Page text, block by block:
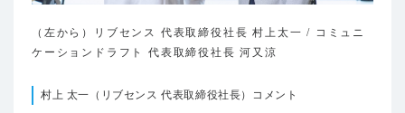
（左から）リブセンス 代表取締役社長 村上太一 / コミュニ
ケーションドラフト 代表取締役社長 河又涼
村上 太一（リブセンス 代表取締役社長）コメント